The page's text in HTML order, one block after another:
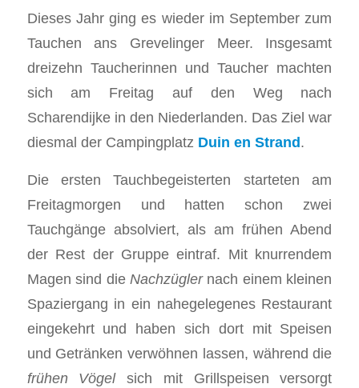
Dieses Jahr ging es wieder im September zum
Tauchen ans Grevelinger Meer. Insgesamt
dreizehn Taucherinnen und Taucher machten
sich am Freitag auf den Weg nach
Scharendijke in den Niederlanden. Das Ziel war
diesmal der Campingplatz Duin en Strand.
Die ersten Tauchbegeisterten starteten am
Freitagmorgen und hatten schon zwei
Tauchgänge absolviert, als am frühen Abend
der Rest der Gruppe eintraf. Mit knurrendem
Magen sind die Nachzüglernach einem kleinen
Spaziergang in ein nahegelegenes Restaurant
eingekehrt und haben sich dort mit Speisen
und Getränken verwöhnen lassen, während die
frühen Vögelsich mit Grillspeisen versorgt